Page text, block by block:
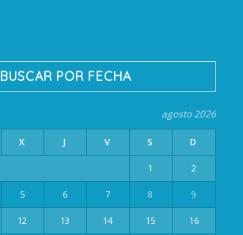
BUSCAR POR FECHA
agosto 2026
X J V S D
1 2
5 6 7 8 9
12 13 14 15 16